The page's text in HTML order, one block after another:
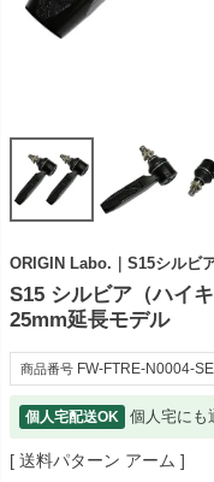
ORIGIN Labo.｜S15シルビ
S15 シルビア（ハイ
25mm延長モデル
商品番号 FW-FTRE-N0004-
個人宅配送OK 個人宅にも
送料パターン アーム